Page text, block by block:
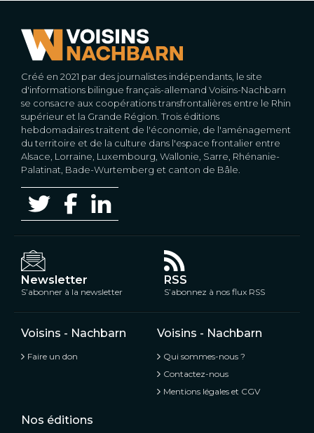
Créé en 2021 par des journalistes indépendants, le site
d'informations bilingue français-allemand Voisins-Nachbarn
se consacre aux coopérations transfrontalières entre le Rhin
supérieur et la Grande Région. Trois éditions
hebdomadaires traitent de l'économie, de l'aménagement
du territoire et de la culture dans l'espace frontalier entre
Alsace, Lorraine, Luxembourg, Wallonie, Sarre, Rhénanie-
Palatinat, Bade-Wurtemberg et canton de Bâle.
Newsletter
S’abonner à la newsletter
RSS
S’abonnez à nos flux RSS
Voisins - Nachbarn
Faire un don
Voisins - Nachbarn
Qui sommes-nous ?
Contactez-nous
Mentions légales et CGV
Nos éditions